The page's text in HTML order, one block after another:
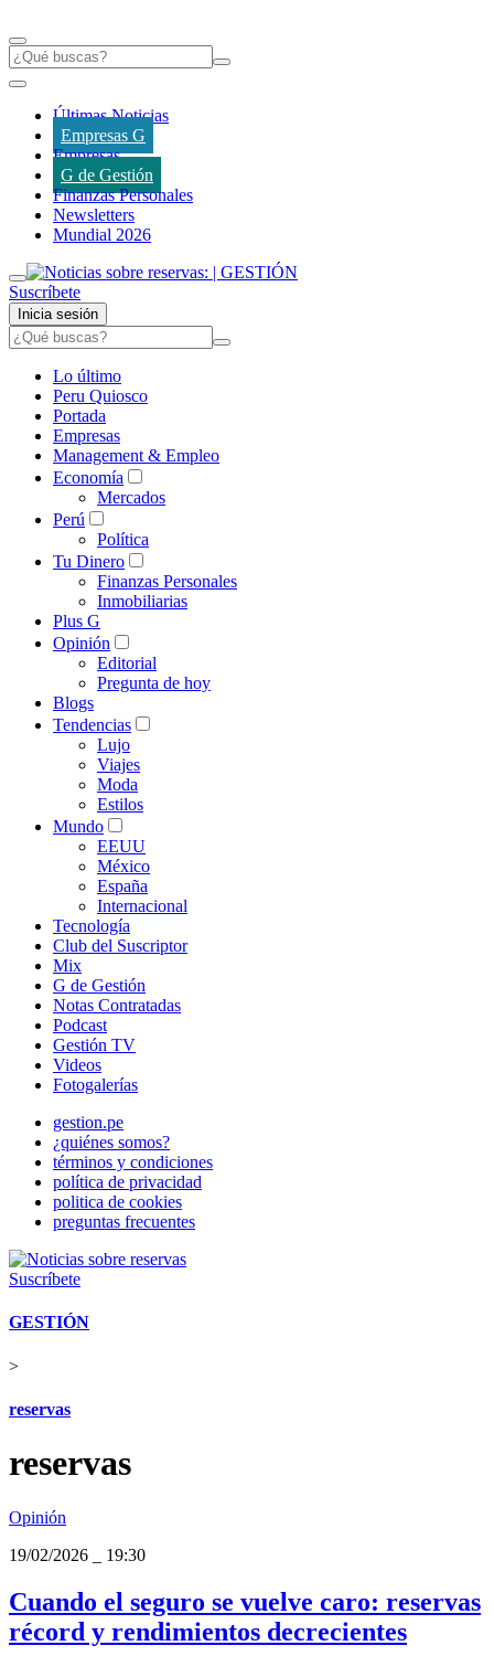
Últimas Noticias
Empresas G
Empresas
G de Gestión
Finanzas Personales
Newsletters
Mundial 2026
Suscríbete
Inicia sesión
Lo último
Peru Quiosco
Portada
Empresas
Management & Empleo
Economía
Mercados
Perú
Política
Tu Dinero
Finanzas Personales
Inmobiliarias
Plus G
Opinión
Editorial
Pregunta de hoy
Blogs
Tendencias
Lujo
Viajes
Moda
Estilos
Mundo
EEUU
México
España
Internacional
Tecnología
Club del Suscriptor
Mix
G de Gestión
Notas Contratadas
Podcast
Gestión TV
Videos
Fotogalerías
gestion.pe
¿quiénes somos?
términos y condiciones
política de privacidad
politica de cookies
preguntas frecuentes
Suscríbete
GESTIÓN
>
reservas
reservas
Opinión
19/02/2026
19:30
Cuando el seguro se vuelve caro: reservas
récord y rendimientos decrecientes